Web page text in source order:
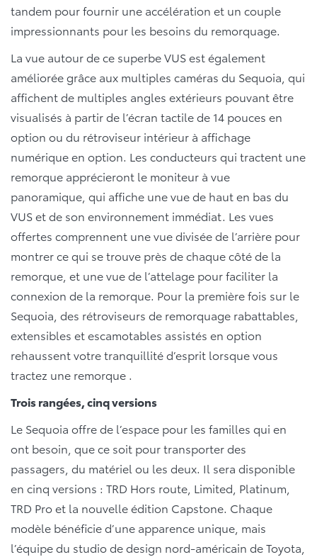
tandem pour fournir une accélération et un couple
impressionnants pour les besoins du remorquage.
La vue autour de ce superbe VUS est également
améliorée grâce aux multiples caméras du Sequoia, qui
affichent de multiples angles extérieurs pouvant être
visualisés à partir de l’écran tactile de 14 pouces en
option ou du rétroviseur intérieur à affichage
numérique en option. Les conducteurs qui tractent une
remorque apprécieront le moniteur à vue
panoramique, qui affiche une vue de haut en bas du
VUS et de son environnement immédiat. Les vues
offertes comprennent une vue divisée de l’arrière pour
montrer ce qui se trouve près de chaque côté de la
remorque, et une vue de l’attelage pour faciliter la
connexion de la remorque. Pour la première fois sur le
Sequoia, des rétroviseurs de remorquage rabattables,
extensibles et escamotables assistés en option
rehaussent votre tranquillité d’esprit lorsque vous
tractez une remorque .
Trois rangées, cinq versions
Le Sequoia offre de l’espace pour les familles qui en
ont besoin, que ce soit pour transporter des
passagers, du matériel ou les deux. Il sera disponible
en cinq versions : TRD Hors route, Limited, Platinum,
TRD Pro et la nouvelle édition Capstone. Chaque
modèle bénéficie d’une apparence unique, mais
l’équipe du studio de design nord-américain de Toyota,